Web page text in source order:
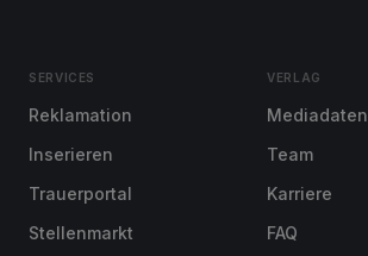
SERVICES
Reklamation
Inserieren
Trauerportal
Stellenmarkt
VERLAG
Mediadaten
Team
Karriere
FAQ